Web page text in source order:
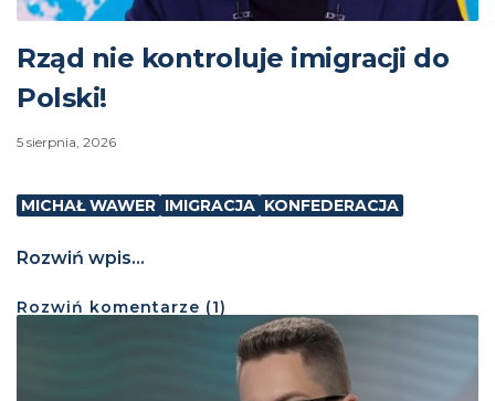
Rząd nie kontroluje imigracji do
Polski!
5 sierpnia, 2026
MICHAŁ WAWER IMIGRACJA KONFEDERACJA
Rozwiń wpis...
Rozwiń komentarze (1)